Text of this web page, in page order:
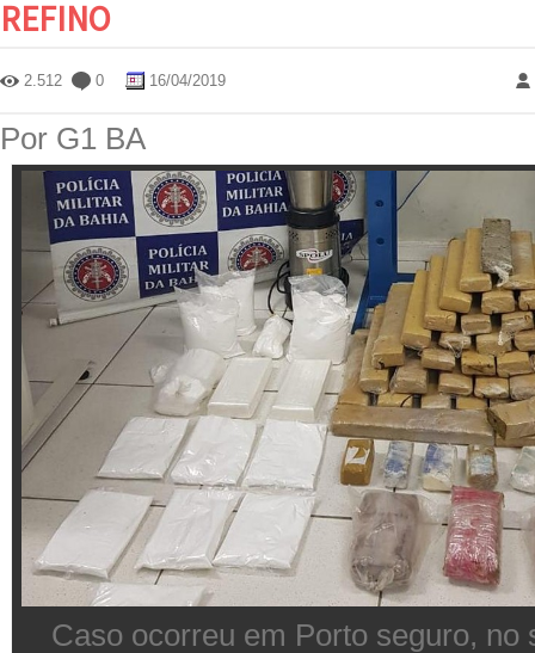
REFINO
2.512 0 16/04/2019
Por G1 BA
Caso ocorreu em Porto seguro,